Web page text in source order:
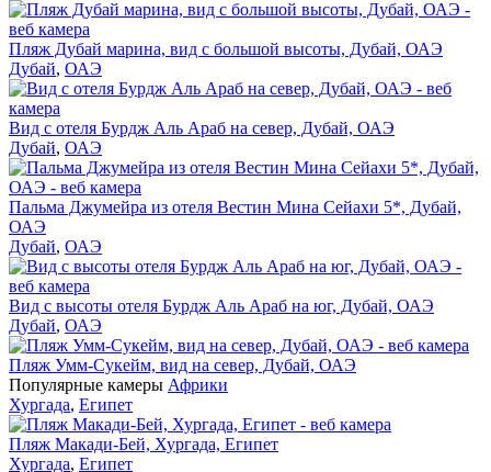
Пляж Дубай марина, вид с большой высоты, Дубай, ОАЭ
Дубай, ОАЭ
Вид с отеля Бурдж Аль Араб на север, Дубай, ОАЭ
Дубай, ОАЭ
Пальма Джумейра из отеля Вестин Мина Сейахи 5*, Дубай,
ОАЭ
Дубай, ОАЭ
Вид с высоты отеля Бурдж Аль Араб на юг, Дубай, ОАЭ
Дубай, ОАЭ
Пляж Умм-Сукейм, вид на север, Дубай, ОАЭ
Популярные камеры Африки
Хургада, Египет
Пляж Макади-Бей, Хургада, Египет
Хургада, Египет